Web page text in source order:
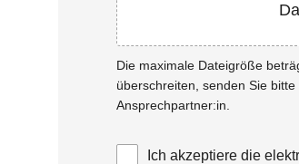
Die maximale Dateigröße
überschreiten, senden Sie
Ansprechpartner:in.
Ich akzeptiere die